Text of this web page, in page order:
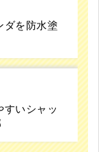
を防水塗
いシャッ